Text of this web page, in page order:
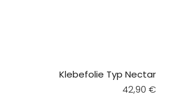
Klebefolie Typ Nectar
Regular
42,90 €